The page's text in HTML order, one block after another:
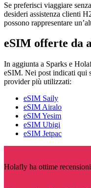
Se preferisci viaggiare
desideri assistenza clienti
possono rappresentare
eSIM offerte da
In aggiunta a Sparks e
eSIM. Nei post indicati qui
provider più utilizzati:
eSIM Saily
eSIM Airalo
eSIM Yesim
eSIM Ubigi
eSIM Jetpac
Holafly ha ottime recensioni